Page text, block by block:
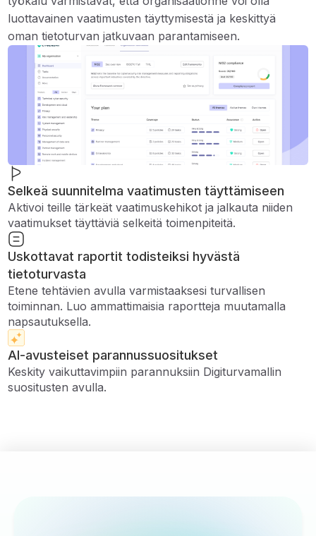
luottavainen vaatimusten täyttymisestä ja keskittyä
oman tietoturvan jatkuvaan parantamiseen.
Selkeä suunnitelma vaatimusten täyttämiseen
Aktivoi teille tärkeät vaatimuskehikot ja jalkauta niiden
vaatimukset täyttäviä selkeitä toimenpiteitä.
Uskottavat raportit todisteiksi hyvästä
tietoturvasta
Etene tehtävien avulla varmistaaksesi turvallisen
toiminnan. Luo ammattimaisia ​​raportteja muutamalla
napsautuksella.
AI-avusteiset parannussuositukset
Keskity vaikuttavimpiin parannuksiin Digiturvamallin
suositusten avulla.